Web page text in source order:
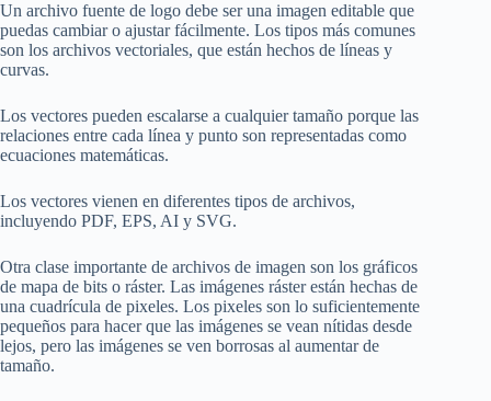
Un archivo fuente de logo debe ser una imagen editable que
puedas cambiar o ajustar fácilmente. Los tipos más comunes
son los archivos vectoriales, que están hechos de líneas y
curvas.
Los vectores pueden escalarse a cualquier tamaño porque las
relaciones entre cada línea y punto son representadas como
ecuaciones matemáticas.
Los vectores vienen en diferentes tipos de archivos,
incluyendo PDF, EPS, AI y SVG.
Otra clase importante de archivos de imagen son los gráficos
de mapa de bits o ráster. Las imágenes ráster están hechas de
una cuadrícula de pixeles. Los pixeles son lo suficientemente
pequeños para hacer que las imágenes se vean nítidas desde
lejos, pero las imágenes se ven borrosas al aumentar de
tamaño.